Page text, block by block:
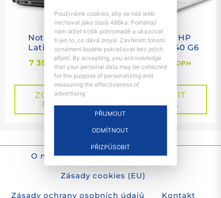
Notebook Dell
Latitude 5400
7 399
Kč s DPH
ZOBRAZIT
DETAIL
Notebook HP
EliteBook 840 G6
8 129Kč s DPH
ZOBRAZIT
DETAIL
O nákupu Obchodní podmínky
Zásady cookies (EU)
Zásady ochrany osobních údajů Kontakt
Používáme cookies, aby se náš web
nechoval jako stará 486ka. Pomáhají
nám držet košík pohromadě a ukazovat
ti jen to, co dává smysl. Zavřením tohoto
oznámení budete pokračovat bez jejich
přijetí. By accepting, you acknowledge
that your personal data may be collected
for the purpose of personalizing and
measuring the effectiveness of
advertising.
PŘIJMOUT
ODMÍTNOUT
PŘIZPŮSOBIT